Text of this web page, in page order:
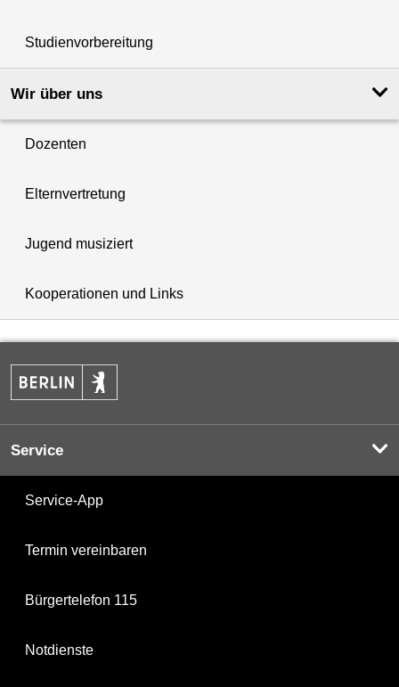
Studienvorbereitung
Wir über uns
Dozenten
Elternvertretung
Jugend musiziert
Kooperationen und Links
Service
Service-App
Termin vereinbaren
Bürgertelefon 115
Notdienste